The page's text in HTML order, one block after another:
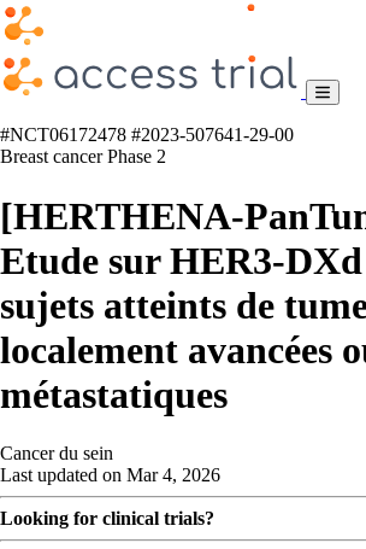
#NCT06172478 #2023-507641-29-00
Breast cancerPhase 2
[HERTHENA-
Etude sur HER3-DXd
sujets atteints de
localement avancées
métastatiques
Cancer du sein
Last updated on Mar 4, 2026
Looking for clinical trials?